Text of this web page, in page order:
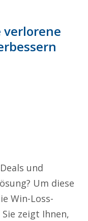
verlorene
und
Um diese
Win-Loss-
zeigt Ihnen,